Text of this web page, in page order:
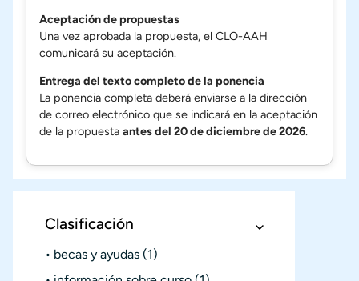
Aceptación de propuestas
Una vez aprobada la propuesta, el CLO-AAH
comunicará su aceptación.
Entrega del texto completo de la ponencia
La ponencia completa deberá enviarse a la dirección
de correo electrónico que se indicará en la aceptación
de la propuesta antes del 20 de diciembre de 2026.
Clasificación
becas y ayudas (1)